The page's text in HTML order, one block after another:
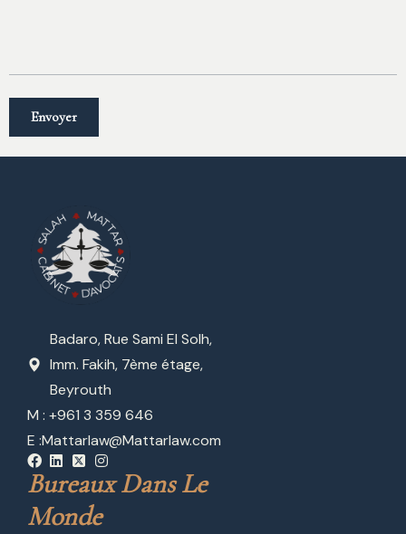
Badaro, Rue Sami El Solh,
Imm. Fakih, 7ème étage,
Beyrouth
M : +961 3 359 646
E :Mattarlaw@Mattarlaw.com
Bureaux Dans Le
Monde